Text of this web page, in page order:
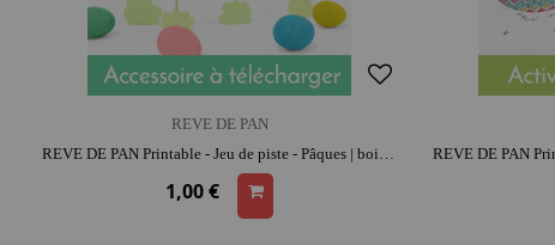
REVE DE PAN
REVE DE PAN Printable - Jeu de piste - Pâques | bois | moment créatif apaisant | parfait pour les sorties | moment convivial
1,00 €